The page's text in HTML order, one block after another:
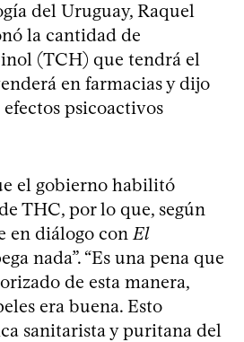
del Uruguay, Raquel
la cantidad de
(TCH) que tendrá el
en farmacias y dijo
psicoactivos
el gobierno habilitó
THC, por lo que, según
en diálogo con El
nada”. “Es una pena que
de esta manera,
era buena. Esto
sanitarista y puritana del